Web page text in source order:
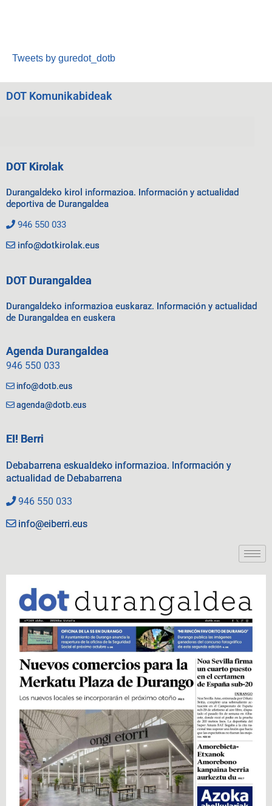
Tweets by guredot_dotb
DOT Komunikabideak
DOT Kirolak
Durangaldeko kirol informazioa. Información y actualidad
deportiva de Durangaldea
946 550 033
info@dotkirolak.eus
DOT Durangaldea
Durangaldeko informazioa euskaraz. Información y actualidad
de Durangaldea en euskera
Agenda Durangaldea
946 550 033
info@dotb.eus
agenda@dotb.eus
EI! Berri
Debabarrena eskualdeko informazioa. Información y
actualidad de Debabarrena
946 550 033
info@eiberri.eus